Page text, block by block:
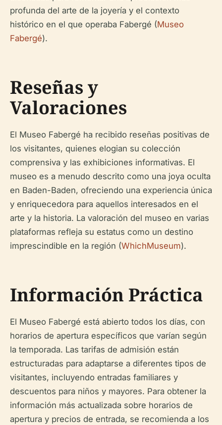
profunda del arte de la joyería y el contexto
histórico en el que operaba Fabergé (Museo
Fabergé).
Reseñas y
Valoraciones
El Museo Fabergé ha recibido reseñas positivas de
los visitantes, quienes elogian su colección
comprensiva y las exhibiciones informativas. El
museo es a menudo descrito como una joya oculta
en Baden-Baden, ofreciendo una experiencia única
y enriquecedora para aquellos interesados en el
arte y la historia. La valoración del museo en varias
plataformas refleja su estatus como un destino
imprescindible en la región (WhichMuseum).
Información Práctica
El Museo Fabergé está abierto todos los días, con
horarios de apertura específicos que varían según
la temporada. Las tarifas de admisión están
estructuradas para adaptarse a diferentes tipos de
visitantes, incluyendo entradas familiares y
descuentos para niños y mayores. Para obtener la
información más actualizada sobre horarios de
apertura y precios de entrada, se recomienda a los